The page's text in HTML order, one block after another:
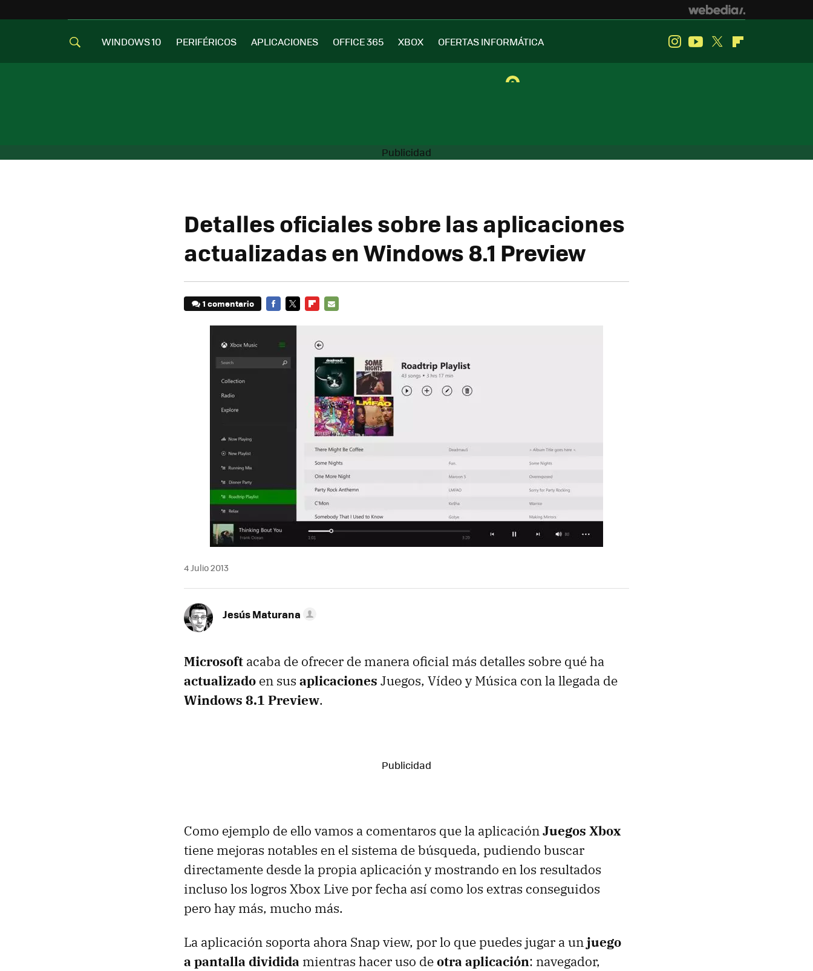
WINDOWS 10 PERIFÉRICOS APLICACIONES OFFICE 365 XBOX OFERTAS INFORMÁTICA InstagramYoutube
Twitter
Detalles oficiales sobre las aplicaciones
actualizadas en Windows 8.1 Preview
1 comentario
4 Julio 2013
Jesús Maturana
Microsoft acaba de ofrecer de manera oficial más detalles sobre qué ha
actualizado en sus aplicaciones Juegos, Vídeo y Música con la llegada de
Windows 8.1 Preview.
Como ejemplo de ello vamos a comentaros que la aplicaciónJuegos Xbox
tiene mejoras notables en el sistema de búsqueda, pudiendo buscar
directamente desde la propia aplicación y mostrando en los resultados
incluso los logros Xbox Live por fecha así como los extras conseguidos
pero hay más, mucho más.
La aplicación soporta ahora Snap view, por lo que puedes jugar a unjuego
a pantalla dividida mientras hacer uso deotra aplicación: navegador,